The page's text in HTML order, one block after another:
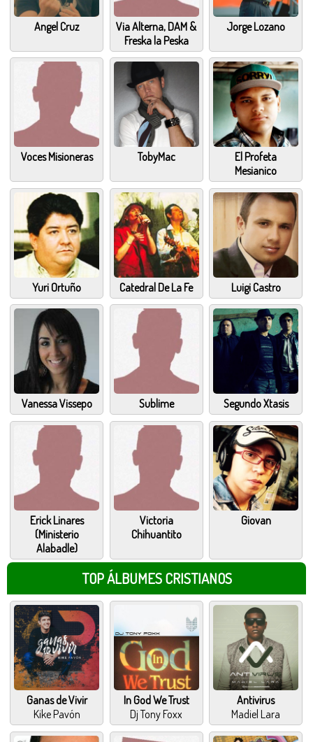
Angel Cruz
Via Alterna, DAM &
Freska la Peska
Jorge Lozano
Voces Misioneras TobyMac
El Profeta
Mesianico
Yuri Ortuño Catedral De La Fe Luigi Castro
Vanessa Vissepo Sublime Segundo Xtasis
Erick Linares
(Ministerio
Alabadle)
Victoria
Chihuantito
Giovan
TOP ÁLBUMES CRISTIANOS
Ganas de Vivir
Kike Pavón
In God We Trust
Dj Tony Foxx
Antivirus
Madiel Lara